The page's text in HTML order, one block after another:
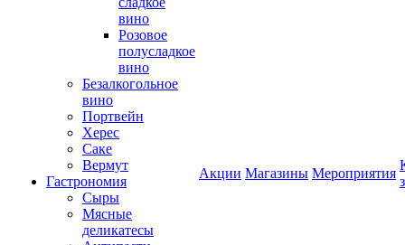
вино
Розовое
полусладкое
вино
Безалкогольное
вино
Портвейн
Херес
Саке
Вермут
Гастрономия
Сыры
Мясные
деликатесы
Акции Магазины Мероприятия